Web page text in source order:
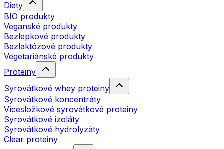
Diety
BIO produkty
Veganské produkty
Bezlepkové produkty
Bezlaktózové produkty
Vegetariánské produkty
Proteiny
Syrovátkové whey proteiny
Syrovátkové koncentráty
Vícesložkové syrovátkové proteiny
Syrovátkové izoláty
Syrovátkové hydrolyzáty
Clear proteiny